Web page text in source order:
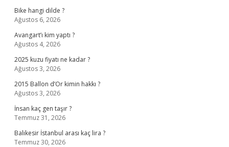
Bike hangi dilde ?
Ağustos 6, 2026
Avangart’ı kim yaptı ?
Ağustos 4, 2026
2025 kuzu fiyatı ne kadar ?
Ağustos 3, 2026
2015 Ballon d’Or kimin hakkı ?
Ağustos 3, 2026
İnsan kaç gen taşır ?
Temmuz 31, 2026
Balıkesir İstanbul arası kaç lira ?
Temmuz 30, 2026